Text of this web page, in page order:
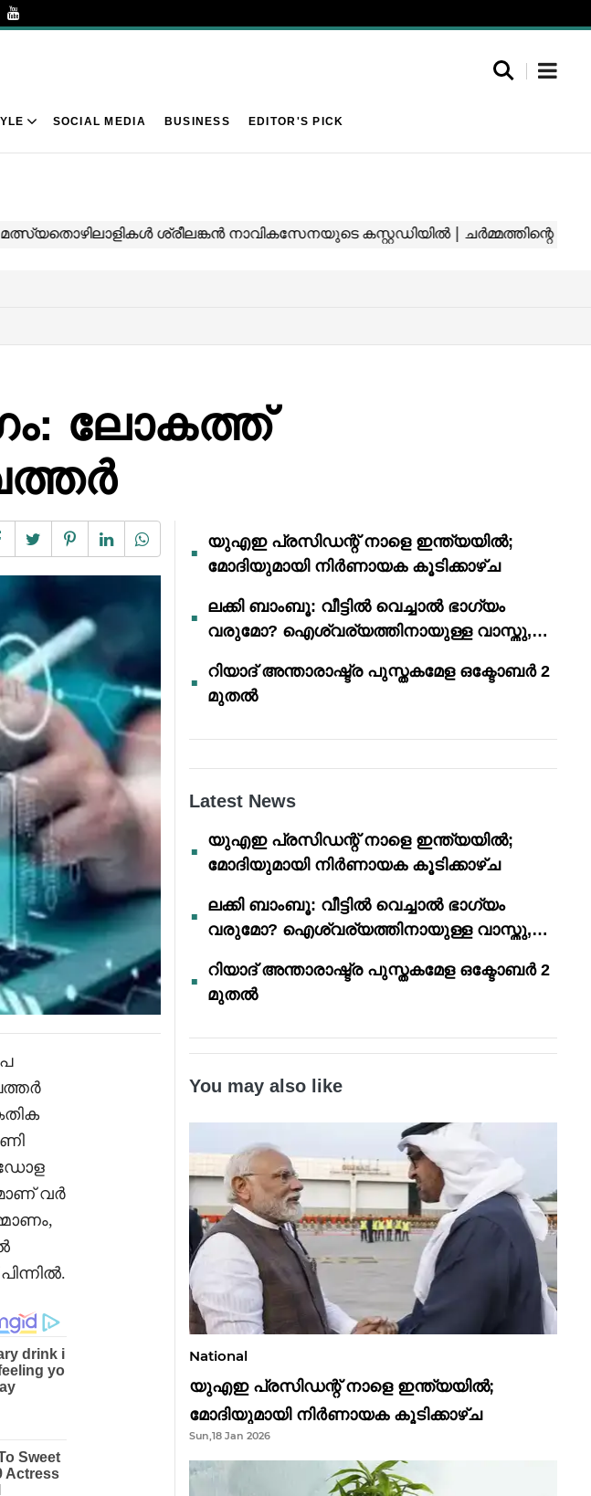
SOCIAL MEDIA BUSINESS EDITOR'S PICK
ലോകത്ത്
ഡോള
വർ
യുഎഇ പ്രസിഡന്റ് നാളെ ഇന്ത്യയിൽ;
മോദിയുമായി നിർണായക കൂടിക്കാഴ്ച
ലക്കി ബാംബൂ: വീട്ടിൽ വെച്ചാൽ ഭാഗ്യം
വരുമോ? ഐശ്വര്യത്തിനായുള്ള വാസ്തു,
റിയാദ് അന്താരാഷ്ട്ര പുസ്തകമേള ഒക്ടോബർ 2
മുതൽ
Latest News
യുഎഇ പ്രസിഡന്റ് നാളെ ഇന്ത്യയിൽ;
മോദിയുമായി നിർണായക കൂടിക്കാഴ്ച
ലക്കി ബാംബൂ: വീട്ടിൽ വെച്ചാൽ ഭാഗ്യം
വരുമോ? ഐശ്വര്യത്തിനായുള്ള വാസ്തു,
റിയാദ് അന്താരാഷ്ട്ര പുസ്തകമേള ഒക്ടോബർ 2
മുതൽ
You may also like
National
യുഎഇ പ്രസിഡന്റ് നാളെ ഇന്ത്യയിൽ;
മോദിയുമായി നിർണായക കൂടിക്കാഴ്ച
Sun,18 Jan 2026